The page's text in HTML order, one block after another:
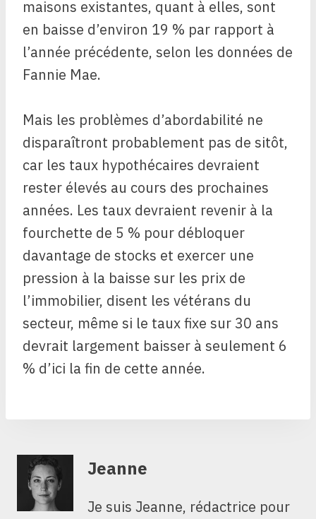
maisons existantes, quant à elles, sont
en baisse d’environ 19 % par rapport à
l’année précédente, selon les données de
Fannie Mae.
Mais les problèmes d’abordabilité ne
disparaîtront probablement pas de sitôt,
car les taux hypothécaires devraient
rester élevés au cours des prochaines
années. Les taux devraient revenir à la
fourchette de 5 % pour débloquer
davantage de stocks et exercer une
pression à la baisse sur les prix de
l’immobilier, disent les vétérans du
secteur, même si le taux fixe sur 30 ans
devrait largement baisser à seulement 6
% d’ici la fin de cette année.
Jeanne
Je suis Jeanne, rédactrice pour